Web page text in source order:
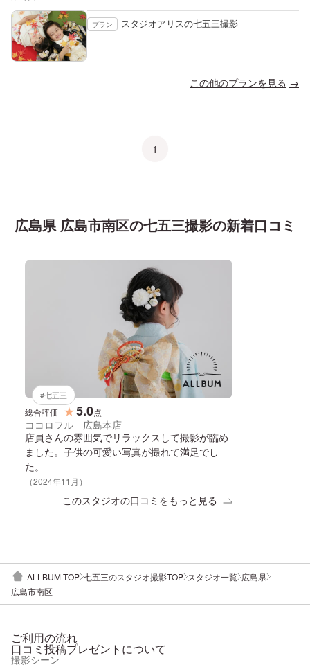
プラン スタジオアリスの七五三撮影
この他のプランを見る
1
広島県 広島市南区の七五三撮影の新着口コミ
#七五三
総合評価 ★5.0点
ココロフル 広島本店
店員さんの雰囲気でリラックスして撮影が臨め
ました。子供の可愛い写真が撮れて満足でし
た。
（2024年11 月）
このスタジオの口コミをもっと見る
ALLBUM TOP 七五三のスタジオ撮影TOP スタジオ一覧 広島県
広島市南区
ご利用の流れ
口コミ投稿プレゼントについて
撮影シーン